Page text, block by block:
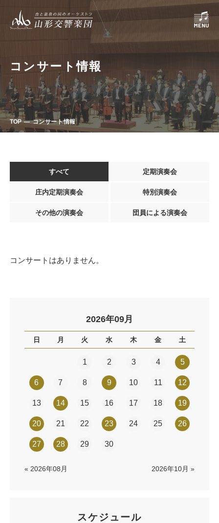
コンサート情報
TOP コンサート情報
すべて 定期演奏会
庄内定期演奏会 特別演奏会
その他の演奏会 団員による演奏会
コンサートはありません。
2026年09月
日 月 火 水 木 金 土
1 2 3 4 5
6 7 8 9 10 11 12
13 14 15 16 17 18 19
20 21 22 23 24 25 26
27 28 29 30
« 2026年08月 2026年10月 »
スケジュール